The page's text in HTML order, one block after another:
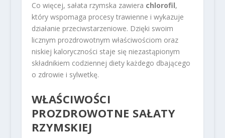
Co więcej, sałata rzymska zawiera chlorofil,
który wspomaga procesy trawienne i wykazuje
działanie przeciwstarzeniowe. Dzięki swoim
licznym prozdrowotnym właściwościom oraz
niskiej kaloryczności staje się niezastąpionym
składnikiem codziennej diety każdego dbającego
o zdrowie i sylwetkę.
WŁAŚCIWOŚCI
PROZDROWOTNE SAŁATY
RZYMSKIEJ